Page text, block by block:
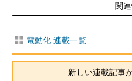
関
電動化 連載一覧
新しい連載記事